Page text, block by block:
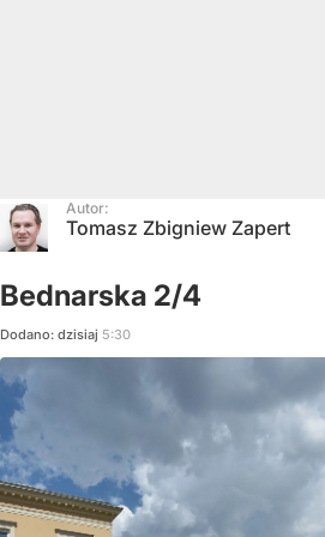
Autor:
Tomasz Zbigniew Zapert
Bednarska 2/4
Dodano: dzisiaj 5:30